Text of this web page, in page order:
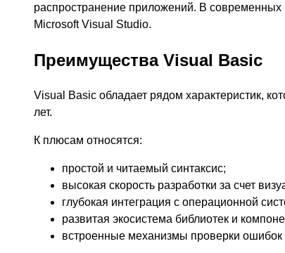
распространение приложений. В
Microsoft Visual Studio.
Преимущества Visual Basic
Visual Basic обладает рядом характеристик,
лет.
К плюсам относятся:
простой и читаемый синтаксис;
высокая скорость разработки за счет
глубокая интеграция с операционной
развитая экосистема библиотек и
встроенные механизмы проверки ошибок